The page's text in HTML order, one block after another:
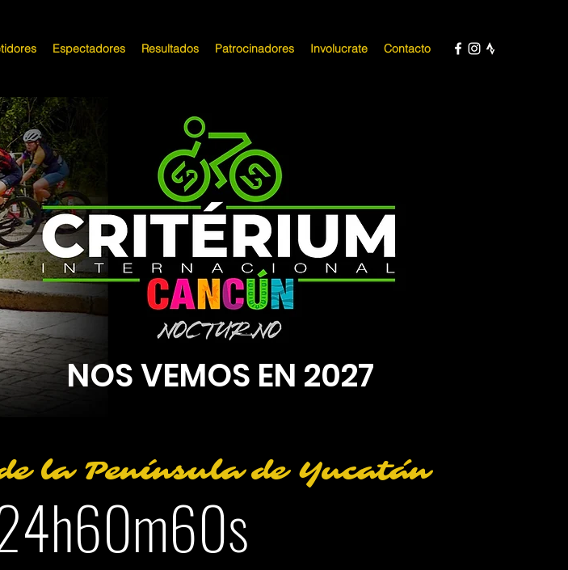
Espectadores Resultados Patrocinadores Involucrate Contacto
NOS VEMOS EN 2027
la Península de Yucatán
60m60s